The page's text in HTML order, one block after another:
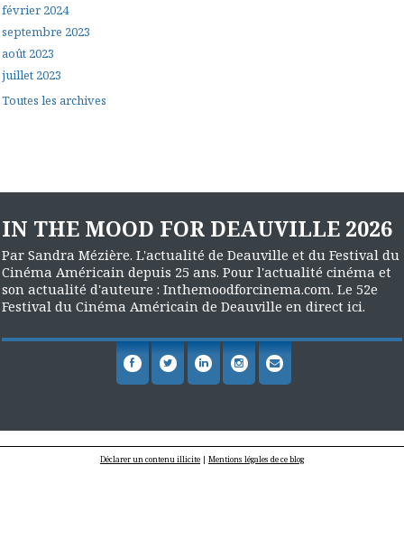
février 2024
septembre 2023
août 2023
juillet 2023
Toutes les archives
IN THE MOOD FOR DEAUVILLE 2026
Par Sandra Mézière. L'actualité de Deauville et du Festival du
Cinéma Américain depuis 25 ans. Pour l'actualité cinéma et
son actualité d'auteure : Inthemoodforcinema.com. Le 52e
Festival du Cinéma Américain de Deauville en direct ici.
Déclarer un contenu illicite | Mentions légales de ce blog